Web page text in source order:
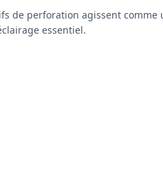
de perforation agissent
essentiel.